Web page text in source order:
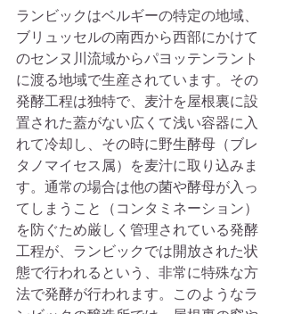
ランビックはベルギーの特定の地域、
ブリュッセルの南西から西部にかけて
のセンヌ川流域からパヨッテンラント
に渡る地域で生産されています。その
発酵工程は独特で、麦汁を屋根裏に設
置された蓋がない広くて浅い容器に入
れて冷却し、その時に野生酵母（ブレ
タノマイセス属）を麦汁に取り込みま
す。通常の場合は他の菌や酵母が入っ
てしまうこと（コンタミネーション）
を防ぐため厳しく管理されている発酵
工程が、ランビックでは開放された状
態で行われるという、非常に特殊な方
法で発酵が行われます。このようなラ